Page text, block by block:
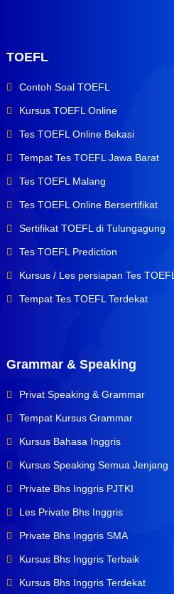
TOEFL
Contoh Soal TOEFL
Kursus TOEFL Online
Tes TOEFL Online Bekasi
Tempat Tes TOEFL Jawa Barat
Tes TOEFL Malang
Tes TOEFL Online Bersertifikat
Sertifikat TOEFL di Tulungagung
Tes TOEFL Prediction
Kursus / Les persiapan Tes TOEFL
Tempat Tes TOEFL Terdekat
Grammar & Speaking
Privat Speaking & Grammar
Tempat Kursus Grammar
Kursus Bahasa Inggris
Kursus Speaking Semua Jenjang
Private Bhs Inggris PJTKI
Les Private Bhs Inggris
Private Bhs Inggris SMA
Kursus Bhs Inggris Terbaik
Kursus Bhs Inggris Terdekat